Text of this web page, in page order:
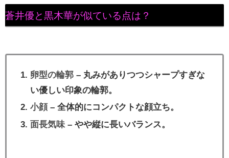
蒼井優と黒木華が似ている点は？
卵型の輪郭 – 丸みがありつつシャープすぎな
い優しい印象の輪郭。
小顔 – 全体的にコンパクトな顔立ち。
面長気味 – やや縦に長いバランス。